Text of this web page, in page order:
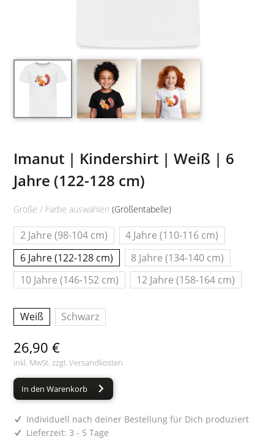
Imanut | Kindershirt | Weiß | 6
Jahre (122-128 cm)
Größe / Farbe auswählen(Größentabelle)
2 Jahre (98-104 cm)
4 Jahre (110-116 cm)
6 Jahre (122-128 cm)
8 Jahre (134-140 cm)
10 Jahre (146-152 cm)
12 Jahre (158-164 cm)
Weiß Schwarz
26,90 €
inkl. MwSt. zzgl.Versandkosten
In den Warenkorb
Individuell nach deiner Bestellung für Dich produziert
Lieferzeit: 3 - 5 Tage